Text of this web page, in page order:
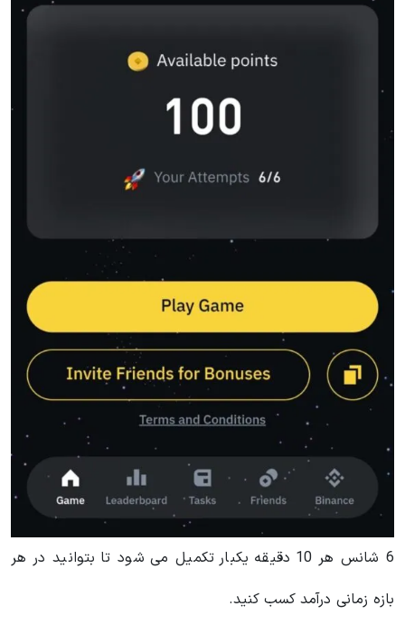
6 شانس هر 10 دقیقه یکبار تکمیل می شود تا بتوانید در هر
بازه زمانی درآمد کسب کنید.